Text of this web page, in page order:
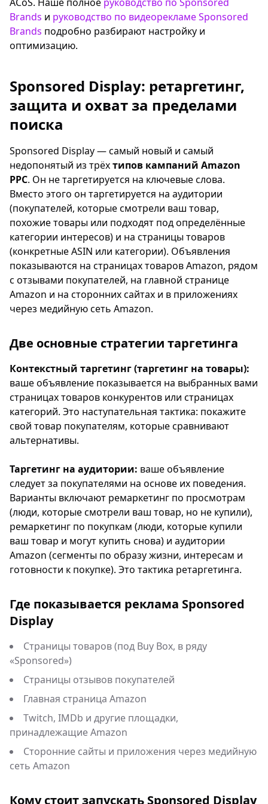
Brands и руководство по видеорекламе Sponsored
Brands подробно разбирают настройку и
оптимизацию.
Sponsored Display: ретаргетинг,
защита и охват за пределами
поиска
Sponsored Display — самый новый и самый
недопонятый из трёхтипов кампаний Amazon
PPC. Он не таргетируется на ключевые слова.
Вместо этого он таргетируется на аудитории
(покупателей, которые смотрели ваш товар,
похожие товары или подходят под определённые
категории интересов) и на страницы товаров
(конкретные ASIN или категории). Объявления
показываются на страницах товаров Amazon, рядом
с отзывами покупателей, на главной странице
Amazon и на сторонних сайтах и в приложениях
через медийную сеть Amazon.
Две основные стратегии таргетинга
Контекстный таргетинг (таргетинг на товары):
ваше объявление показывается на выбранных вами
страницах товаров конкурентов или страницах
категорий. Это наступательная тактика: покажите
свой товар покупателям, которые сравнивают
альтернативы.
Таргетинг на аудитории: ваше объявление
следует за покупателями на основе их поведения.
Варианты включают ремаркетинг по просмотрам
(люди, которые смотрели ваш товар, но не купили),
ремаркетинг по покупкам (люди, которые купили
ваш товар и могут купить снова) и аудитории
Amazon (сегменты по образу жизни, интересам и
готовности к покупке). Это тактика ретаргетинга.
Где показывается реклама Sponsored
Display
Страницы товаров (под Buy Box, в ряду
«Sponsored»)
Страницы отзывов покупателей
Главная страница Amazon
Twitch, IMDb и другие площадки,
принадлежащие Amazon
Сторонние сайты и приложения через медийную
сеть Amazon
Кому стоит запускать Sponsored Display